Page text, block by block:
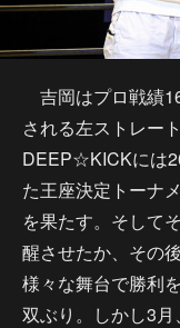
吉岡はプロ戦績
される左ストレー
DEEP☆KICKには
た王座決定トーナ
を果たす。そして
醒させたか、その
様々な舞台で勝利
双ぶり。しかし3